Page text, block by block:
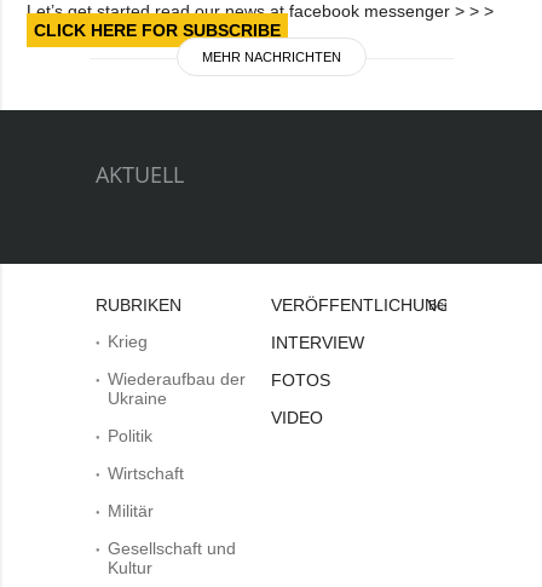
Let’s get started read our news at facebook messenger > > >
CLICK HERE FOR SUBSCRIBE
MEHR NACHRICHTEN
AKTUELL
RUBRIKEN
Krieg
Wiederaufbau der
Ukraine
Politik
Wirtschaft
Militär
Gesellschaft und
Kultur
VERÖFFENTLICHUNGEN
INTERVIEW
FOTOS
VIDEO
Bei